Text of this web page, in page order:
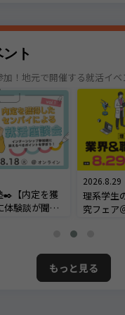
ト
！地元で開催する就活イベ
✒️【内定を獲
体験談が聞け
2026.8.29
理系学生
究フェア
もっと見る